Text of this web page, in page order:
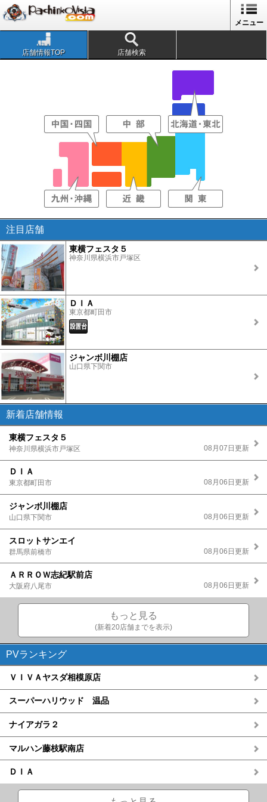
メニュー
店舗情報TOP 店舗検索
注目店舗
東横フェスタ５
神奈川県横浜市戸塚区
ＤＩＡ
東京都町田市
ジャンボ川棚店
山口県下関市
新着店舗情報
東横フェスタ５
神奈川県横浜市戸塚区 08月07日更新
ＤＩＡ
東京都町田市 08月06日更新
ジャンボ川棚店
山口県下関市 08月06日更新
スロットサンエイ
群馬県前橋市 08月06日更新
ＡＲＲＯＷ志紀駅前店
大阪府八尾市 08月06日更新
もっと見る
(新着20店舗までを表示)
PVランキング
ＶＩＶＡヤスダ相模原店
スーパーハリウッド 温品
ナイアガラ２
マルハン藤枝駅南店
ＤＩＡ